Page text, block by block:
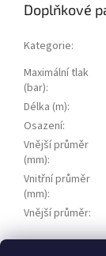
Doplňkové
Kategorie:
Maximální tlak
(bar):
Délka (m):
Osazení:
Vnější průměr
(mm):
Vnitřní průměr
(mm):
Vnější průměr: